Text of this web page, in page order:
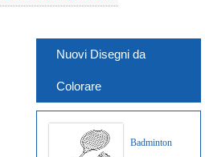
Nuovi Disegni da
Colorare
Badminton